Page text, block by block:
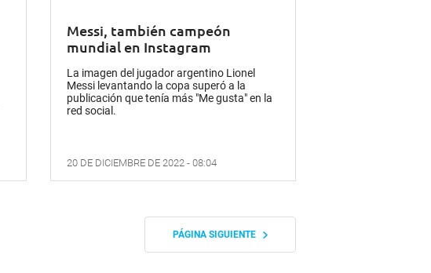
Messi, también campeón
mundial en Instagram
La imagen del jugador argentino Lionel
Messi levantando la copa superó a la
publicación que tenía más "Me gusta" en la
red social.
20 DE DICIEMBRE DE 2022 - 08:04
PÁGINA SIGUIENTE